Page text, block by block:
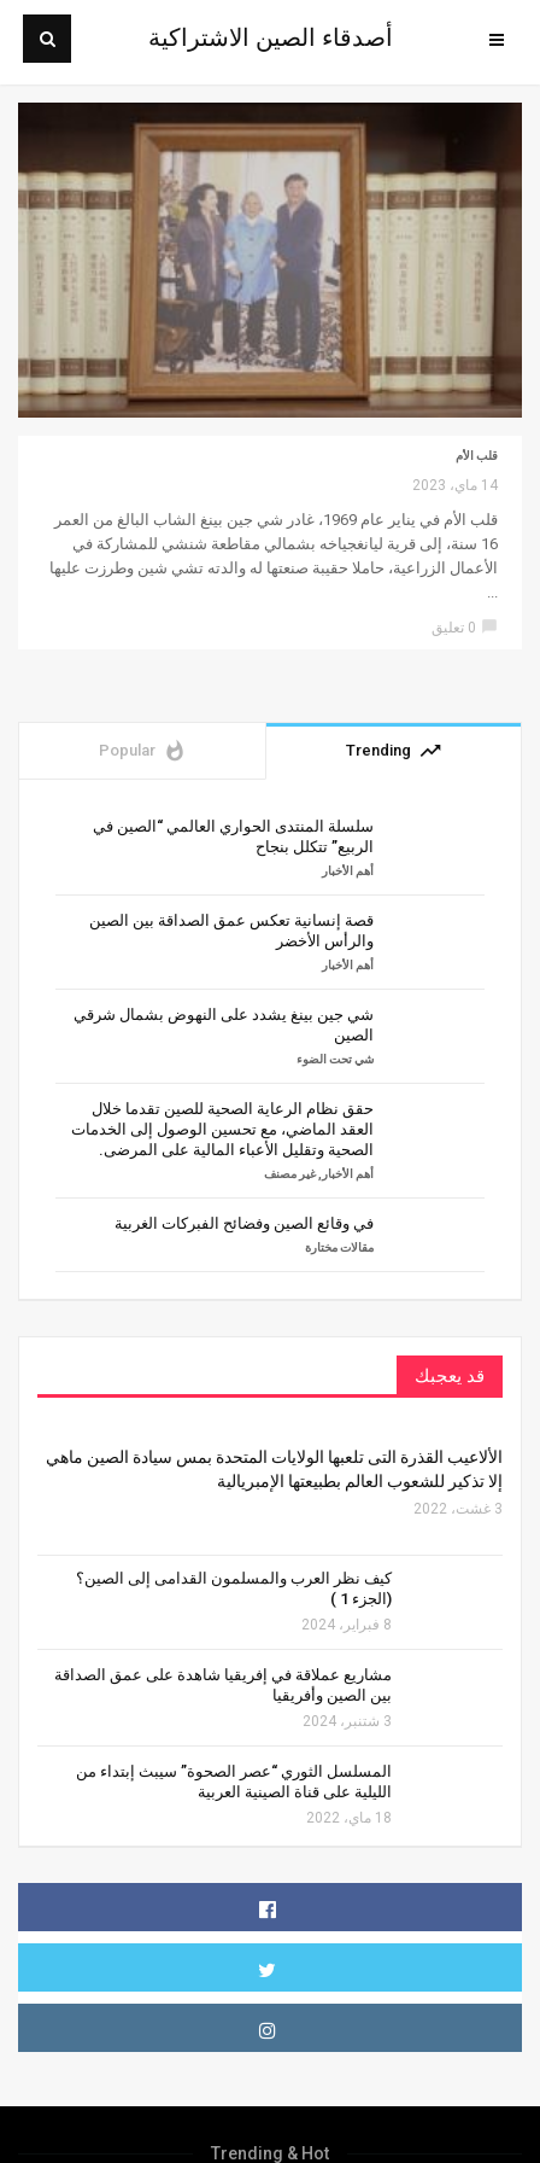
أصدقاء الصين الاشتراكية
قلب الأم
14 ماي، 2023
قلب الأم في يناير عام 1969، غادر شي جين بينغ الشاب البالغ من العمر
16 سنة، إلى قرية ليانغجياخه بشمالي مقاطعة شنشي للمشاركة في
الأعمال الزراعية، حاملا حقيبة صنعتها له والدته تشي شين وطرزت عليها
...
chat_bubble 0 تعليق
trending_up
Trending
whatshot
Popular
سلسلة المنتدى الحواري العالمي “الصين في
الربيع” تتكلل بنجاح
أهم الأخبار
قصة إنسانية تعكس عمق الصداقة بين الصين
والرأس الأخضر
أهم الأخبار
شي جين بينغ يشدد على النهوض بشمال شرقي
الصين
شي تحت الضوء
حقق نظام الرعاية الصحية للصين تقدما خلال
العقد الماضي، مع تحسين الوصول إلى الخدمات
الصحية وتقليل الأعباء المالية على المرضى.
أهم الأخبار ,غير مصنف
في وقائع الصين وفضائح الفبركات الغربية
مقالات مختارة
قد يعجبك
الألاعيب القذرة التى تلعبها الولايات المتحدة بمس سيادة الصين ماهي
إلا تذكير للشعوب العالم بطبيعتها الإمبريالية
3 غشت، 2022
كيف نظر العرب والمسلمون القدامى إلى الصين؟
(الجزء 1 )
8 فبراير، 2024
مشاريع عملاقة في إفريقيا شاهدة على عمق الصداقة
بين الصين وأفريقيا
3 شتنبر، 2024
المسلسل الثوري “عصر الصحوة” سيبث إبتداء من
الليلية على قناة الصينية العربية
18 ماي، 2022
Trending & Hot